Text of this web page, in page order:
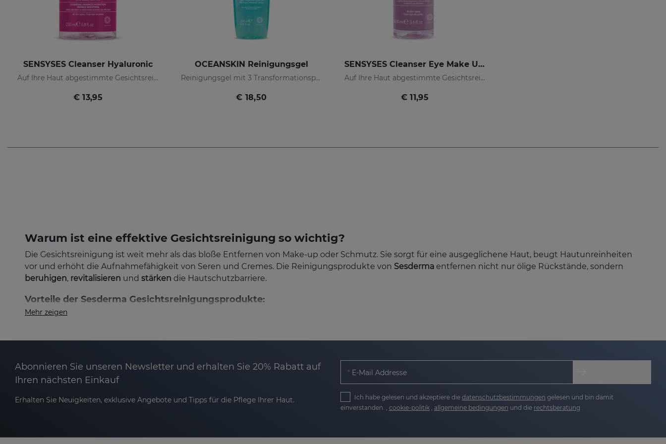
SENSYSES Cleanser Hyaluronic
Auf Ihre Haut abgestimmte Gesichtsreinigung
€ 13,95
OCEANSKIN Reinigungsgel
Reinigungsgel mit 3 Transformationsphasen, der reinigt, Make-up entfernt und die Haut pflegt
€ 18,50
SENSYSES Cleanser Eye Make Up Remover
Auf Ihre Haut abgestimmte Gesichtsreinigung
€ 11,95
Warum ist eine effektive Gesichtsreinigung so wichtig?
Die Gesichtsreinigung ist weit mehr als das bloße Entfernen von Make-up oder Schmutz. Sie sorgt für eine ausgeglichene Haut, beugt Hautunreinheiten
vor und erhöht die Aufnahmefähigkeit von Seren und Cremes. Die Reinigungsprodukte von Sesderma entfernen nicht nur ölige Rückstände, sondern
beruhigen, revitalisieren und stärken die Hautschutzbarriere.
Vorteile der Sesderma Gesichtsreinigungsprodukte:
Frische & Feuchtigkeit: Für ein angenehmes Hautgefühl nach jeder Anwendung.
Entfernt oxidativen Stress und unterstützt die Hautregeneration.
Nach der Reinigung können Seren und Cremes tiefer in die Haut eindringen und wirken intensiver.
Mehr zeigen
Abonnieren Sie unseren Newsletter und erhalten Sie 20% Rabatt auf
Ihren nächsten Einkauf
Erhalten Sie Neuigkeiten, exklusive Angebote und Tipps für die Pflege Ihrer Haut.
E-Mail Addresse
Ich habe gelesen und akzeptiere die datenschutzbestimmungen gelesen und bin damit
einverstanden. , cookie-politik , allgemeine bedingungen und die rechtsberatung